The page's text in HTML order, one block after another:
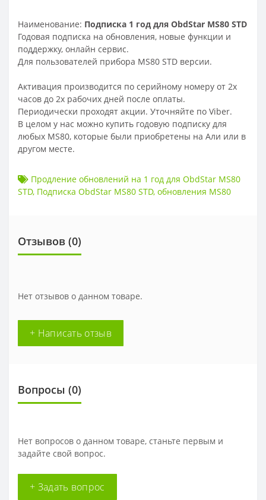
Наименование: Подписка 1 год для ObdStar MS80 STD
Годовая подписка на обновления, новые функции и
поддержку, онлайн сервис.
Для пользователей прибора MS80 STD версии.
Активация производится по серийному номеру от 2х
часов до 2х рабочих дней после оплаты.
Периодически проходят акции. Уточняйте по Viber.
В целом у нас можно купить годовую подписку для
любых MS80, которые были приобретены на Али или в
другом месте.
Продление обновлений на 1 год для ObdStar MS80
STD, Подписка ObdStar MS80 STD, обновления MS80
Отзывов (0)
Нет отзывов о данном товаре.
+ Написать отзыв
Вопросы (0)
Нет вопросов о данном товаре, станьте первым и
задайте свой вопрос.
+ Задать вопрос